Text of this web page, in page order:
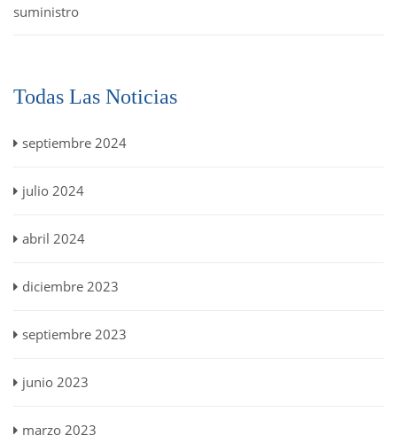
suministro
Todas Las Noticias
septiembre 2024
julio 2024
abril 2024
diciembre 2023
septiembre 2023
junio 2023
marzo 2023